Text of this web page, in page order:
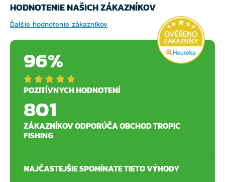
HODNOTENIE NAŠICH ZÁKAZNÍKOV
Ďalšie hodnotenie zákazníkov
96%
POZITÍVNYCH HODNOTENÍ
801
ZÁKAZNÍKOV ODPORÚČA OBCHOD TROPIC
FISHING
NAJČASTEJŠIE SPOMÍNATE TIETO VÝHODY